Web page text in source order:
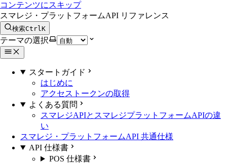
コンテンツにスキップ
スマレジ・プラットフォームAPI リファレンス
検索CtrlK
テーマの選択
スタートガイド
はじめに
アクセストークンの取得
よくある質問
スマレジAPIとスマレジプラットフォームAPIの違
い
スマレジ・プラットフォームAPI 共通仕様
API 仕様書
POS 仕様書